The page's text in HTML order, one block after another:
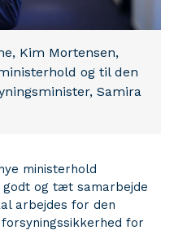
Kim Mortensen,
og til den
Samira
ministerhold
og tæt samarbejde
arbejdes for den
for